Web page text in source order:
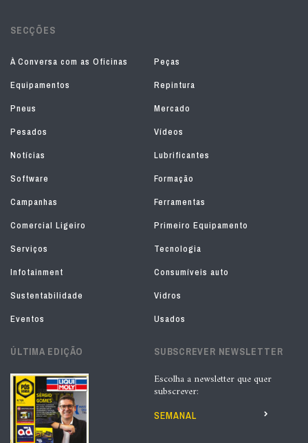
SECÇÕES
À Conversa com as Oficinas
Peças
Equipamentos
Repintura
Pneus
Mercado
Pesados
Vídeos
Notícias
Lubrificantes
Software
Formação
Campanhas
Ferramentas
Comercial Ligeiro
Primeiro Equipamento
Serviços
Tecnologia
Infotainment
Consumíveis auto
Sustentabilidade
Vidros
Eventos
Usados
ÚLTIMA EDIÇÃO SUBSCREVER NEWSLETTER
Escolha a newsletter que quer
subscrever:
SEMANAL